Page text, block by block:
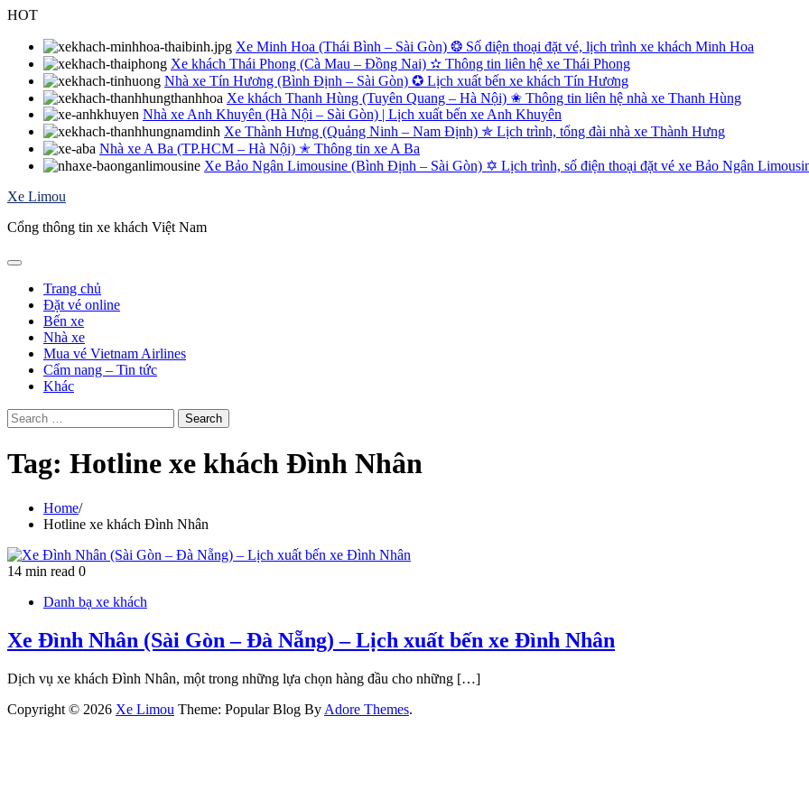
Skip
content
HOT
Xe Minh Hoa (Thái Bình – Sài Gòn) ❂ Số điện thoại đặt vé, lịch trình xe khách Minh Hoa
Xe khách Thái Phong (Cà Mau – Đồng Nai) ✫ Thông tin liên hệ xe Thái Phong
Nhà xe Tín Hương (Bình Định – Sài Gòn) ✪ Lịch xuất bến xe khách Tín Hương
Xe khách Thanh Hùng (Tuyên Quang – Hà Nội) ✬ Thông tin liên hệ nhà xe Thanh Hùng
Nhà xe Anh Khuyên (Hà Nội – Sài Gòn) | Lịch xuất bến xe Anh Khuyên
Xe Thành Hưng (Quảng Ninh – Nam Định) ✯ Lịch trình, tổng đài nhà xe Thành Hưng
Nhà xe A Ba (TP.HCM – Hà Nội) ✭ Thông tin xe A Ba
Xe Bảo Ngân Limousine (Bình Định – Sài Gòn) ✡ Lịch trình, số điện thoại đặt vé xe Bảo Ngân
Xe Limou
Cổng thông tin xe khách Việt Nam
Trang chủ
Đặt vé online
Bến xe
Nhà xe
Mua vé Vietnam Airlines
Cẩm nang – Tin tức
Khác
Search
for:
Tag: Hotline xe khách Đình Nhân
Home
Hotline xe khách Đình Nhân
14 min read 0
Danh bạ xe khách
Xe Đình Nhân (Sài Gòn – Đà Nẵng) – Lịch xuất bến xe Đình Nhân
Dịch vụ xe khách Đình Nhân, một trong những lựa chọn hàng đầu cho những […]
Copyright © 2026 Xe Limou Theme: Popular Blog By Adore Themes.